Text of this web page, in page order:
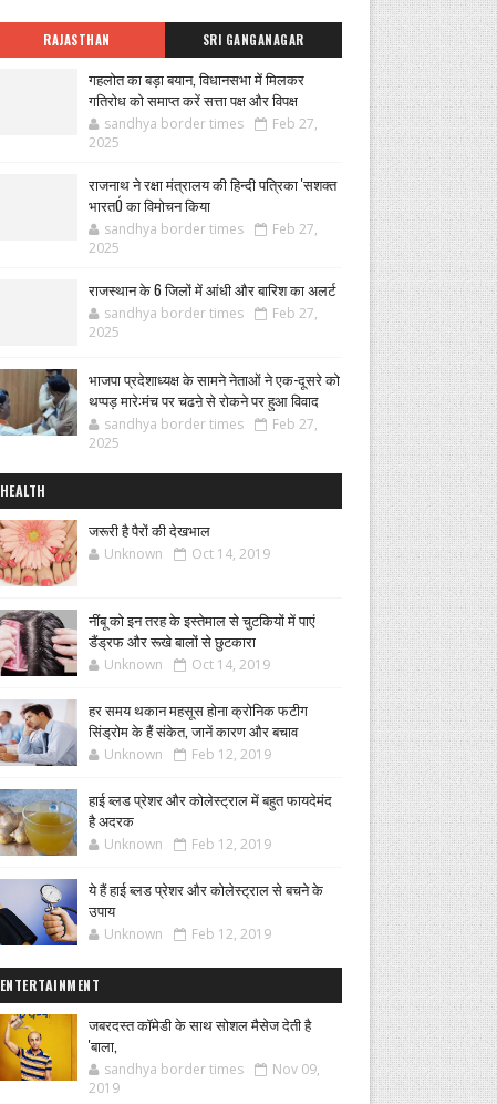
RAJASTHAN SRI GANGANAGAR
गहलोत का बड़ा बयान, विधानसभा में मिलकर
गतिरोध को समाप्त करें सत्ता पक्ष और विपक्ष
sandhya border times
Feb 27,
2025
राजनाथ ने रक्षा मंत्रालय की हिन्दी पत्रिका 'सशक्त
भारतÓ का विमोचन किया
sandhya border times
Feb 27,
2025
राजस्थान के 6 जिलों में आंधी और बारिश का अलर्ट
sandhya border times
Feb 27,
2025
भाजपा प्रदेशाध्यक्ष के सामने नेताओं ने एक-दूसरे को
थप्पड़ मारे:मंच पर चढऩे से रोकने पर हुआ विवाद
sandhya border times
Feb 27,
2025
HEALTH
जरूरी है पैरों की देखभाल
Unknown Oct 14, 2019
नींबू को इन तरह के इस्तेमाल से चुटकियों में पाएं
डैंड्रफ और रूखे बालों से छुटकारा
Unknown Oct 14, 2019
हर समय थकान महसूस होना क्रोनिक फटीग
सिंड्रोम के हैं संकेत, जानें कारण और बचाव
Unknown Feb 12, 2019
हाई ब्लड प्रेशर और कोलेस्ट्राल में बहुत फायदेमंद
है अदरक
Unknown Feb 12, 2019
ये हैं हाई ब्लड प्रेशर और कोलेस्ट्राल से बचने के
उपाय
Unknown Feb 12, 2019
ENTERTAINMENT
जबरदस्त कॉमेडी के साथ सोशल मैसेज देती है
'बाला,
sandhya border times
Nov 09,
2019